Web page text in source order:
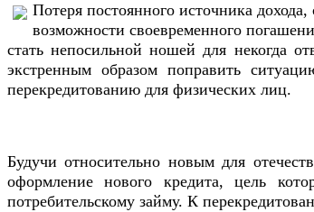
Потеря постоянного источника
возможности своевременного
стать непосильной ношей для некогда
экстренным образом поправить
перекредитованию для физических лиц.
Будучи относительно новым для
оформление нового кредита, цель
потребительскому займу. К